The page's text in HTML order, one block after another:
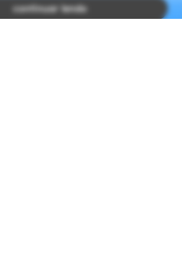
continuar lendo